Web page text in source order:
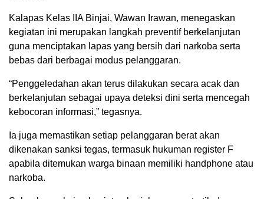
Kalapas Kelas IIA Binjai, Wawan Irawan, menegaskan
kegiatan ini merupakan langkah preventif berkelanjutan
guna menciptakan lapas yang bersih dari narkoba serta
bebas dari berbagai modus pelanggaran.
“Penggeledahan akan terus dilakukan secara acak dan
berkelanjutan sebagai upaya deteksi dini serta mencegah
kebocoran informasi,” tegasnya.
Ia juga memastikan setiap pelanggaran berat akan
dikenakan sanksi tegas, termasuk hukuman register F
apabila ditemukan warga binaan memiliki handphone atau
narkoba.